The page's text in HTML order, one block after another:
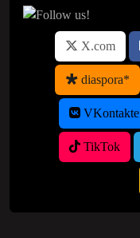
X.com
diaspora*
VKontakte
TikTok